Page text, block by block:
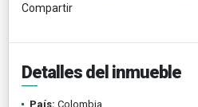
Compartir
Detalles del inmueble
País: Colombia